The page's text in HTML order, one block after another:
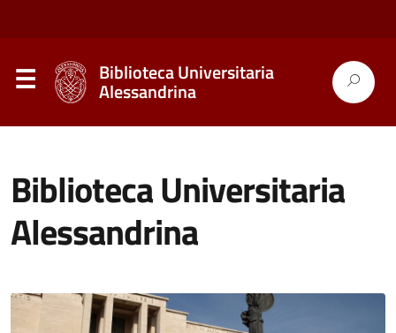
Biblioteca Universitaria
Alessandrina
Biblioteca Universitaria
Alessandrina